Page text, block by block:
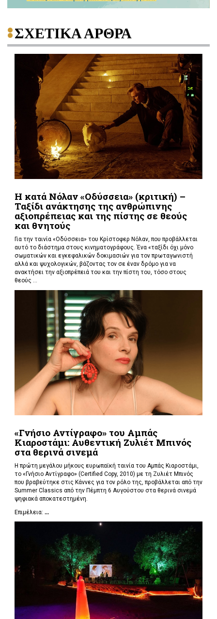
ΣΧΕΤΙΚΑ ΑΡΘΡΑ
Η κατά Νόλαν «Οδύσσεια» (κριτική) –
Ταξίδι ανάκτησης της ανθρώπινης
αξιοπρέπειας και της πίστης σε θεούς
και θνητούς
Για την ταινία «Οδύσσεια» του Κρίστοφερ Νόλαν,που προβάλλεται
αυτό το διάστημα στους κινηματογράφους. Ένα «ταξίδι όχι μόνο
σωματικών και εγκεφαλικών δοκιμασιών για τον πρωταγωνιστή
αλλά και ψυχολογικών, βάζοντας τον σε έναν δρόμο για να
ανακτήσει την αξιοπρέπειά του και την πίστη του, τόσο στους
θεούς ...
«Γνήσιο Αντίγραφο» του Αμπάς
Κιαροστάμι: Αυθεντική Ζυλιέτ Μπινός
στα θερινά σινεμά
Η πρώτη μεγάλου μήκους ευρωπαϊκή ταινία του Αμπάς Κιαροστάμι,
το «Γνήσιο Αντίγραφο» (Certified Copy, 2010) με τη Ζυλιέτ Μπινός
που βραβεύτηκε στις Κάννες για τον ρόλο της,προβάλλεται από την
Summer Classics από την Πέμπτη 6 Αυγούστου στα θερινά σινεμά
ψηφιακά αποκατεστημένη.
Επιμέλεια: ...